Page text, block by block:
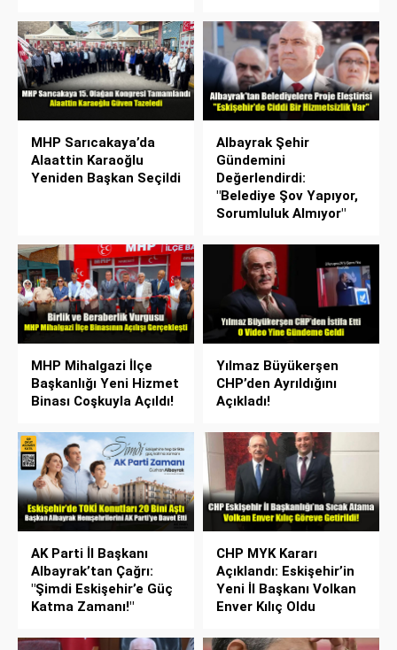
MHP Sarıcakaya’da
Alaattin Karaoğlu
Yeniden Başkan Seçildi
Albayrak Şehir
Gündemini
Değerlendirdi:
"Belediye Şov Yapıyor,
Sorumluluk Almıyor"
MHP Mihalgazi İlçe
Başkanlığı Yeni Hizmet
Binası Coşkuyla Açıldı!
Yılmaz Büyükerşen
CHP’den Ayrıldığını
Açıkladı!
AK Parti İl Başkanı
Albayrak’tan Çağrı:
"Şimdi Eskişehir’e Güç
Katma Zamanı!"
CHP MYK Kararı
Açıklandı: Eskişehir’in
Yeni İl Başkanı Volkan
Enver Kılıç Oldu